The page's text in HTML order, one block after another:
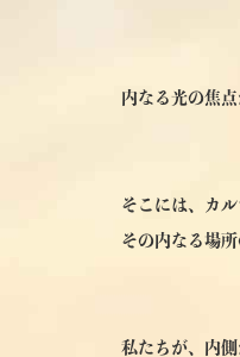
内なる光の焦
そこには、カル
その内なる場
私たちが、内側